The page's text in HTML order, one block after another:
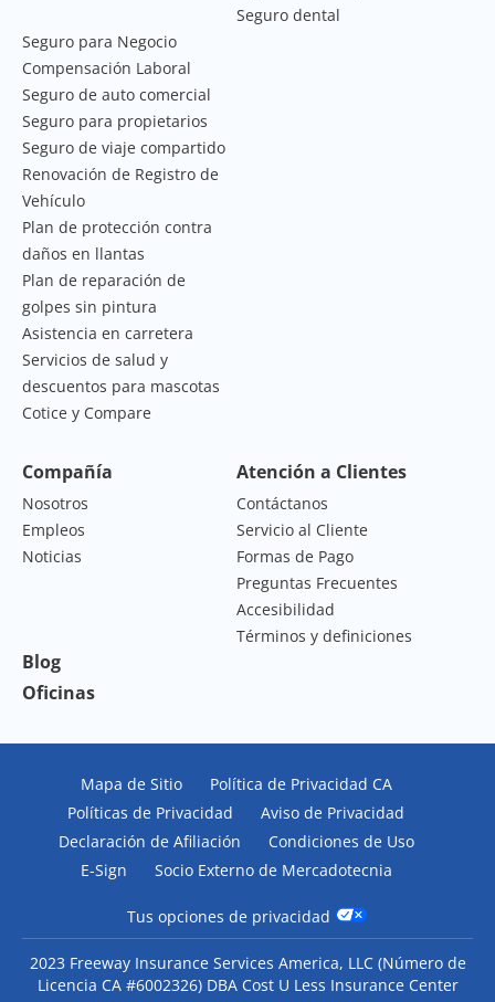
Seguro dental
Seguro para Negocio
Compensación Laboral
Seguro de auto comercial
Seguro para propietarios
Seguro de viaje compartido
Renovación de Registro de
Vehículo
Plan de protección contra
daños en llantas
Plan de reparación de
golpes sin pintura
Asistencia en carretera
Servicios de salud y
descuentos para mascotas
Cotice y Compare
Compañía
Nosotros
Empleos
Noticias
Atención a Clientes
Contáctanos
Servicio al Cliente
Formas de Pago
Preguntas Frecuentes
Accesibilidad
Términos y definiciones
Blog
Oficinas
Mapa de Sitio
Política de Privacidad CA
Políticas de Privacidad
Aviso de Privacidad
Declaración de Afiliación
Condiciones de Uso
E-Sign
Socio Externo de Mercadotecnia
Tus opciones de privacidad
2023 Freeway Insurance Services America, LLC (Número de
Licencia CA #6002326) DBA Cost U Less Insurance Center